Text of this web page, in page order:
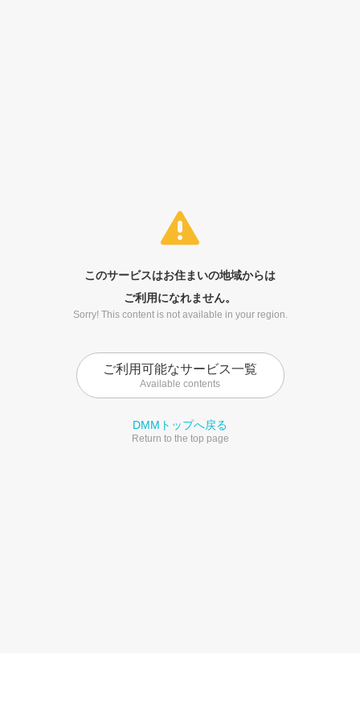
このサービスはお住まいの地域からは
ご利用になれません。
Sorry! This content is not available in your region.
ご利用可能なサービス一覧
Available contents
DMMトップへ戻る
Return to the top page